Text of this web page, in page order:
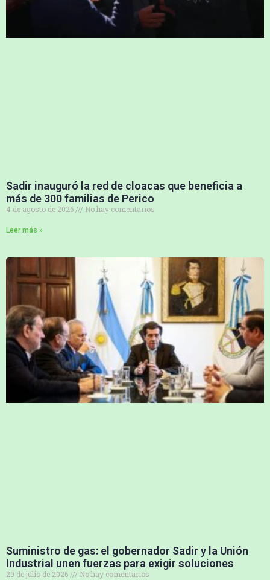
Sadir inauguró la red de cloacas que beneficia a
más de 300 familias de Perico
4 de agosto de 2026 No hay comentarios
Leer más »
Suministro de gas: el gobernador Sadir y la Unión
Industrial unen fuerzas para exigir soluciones
29 de julio de 2026 No hay comentarios